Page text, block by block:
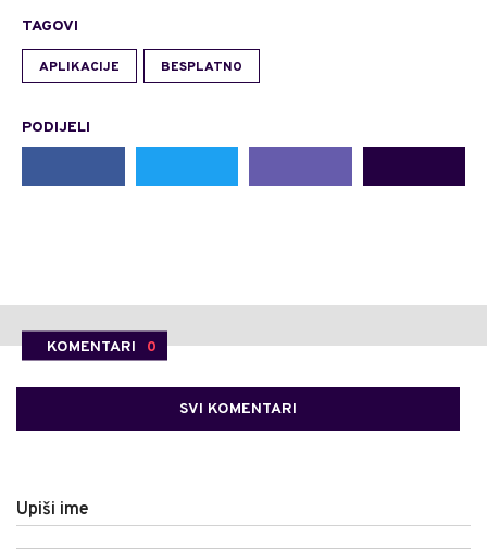
TAGOVI
APLIKACIJE BESPLATNO
PODIJELI
KOMENTARI 0
SVI KOMENTARI
Upiši ime